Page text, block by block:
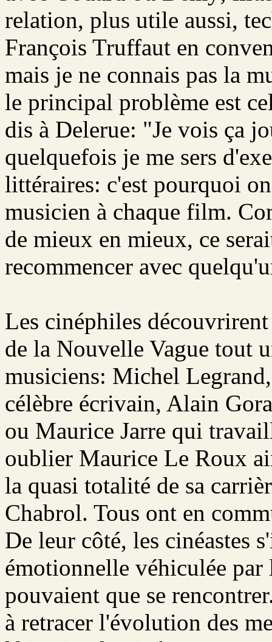
relation, plus utile aussi,
François Truffaut en
mais je ne connais pas la
le principal problème est
dis à Delerue: "Je vois ça
quelquefois je me sers
littéraires: c'est pourquoi
musicien à chaque film.
de mieux en mieux, ce
recommencer avec
Les cinéphiles
de la Nouvelle Vague tout
musiciens: Michel
célèbre écrivain, Alain
ou Maurice Jarre qui
oublier Maurice Le Roux
la quasi totalité de sa
Chabrol. Tous ont en
De leur côté, les cinéastes
émotionnelle véhiculée
pouvaient que se
à retracer l'évolution des